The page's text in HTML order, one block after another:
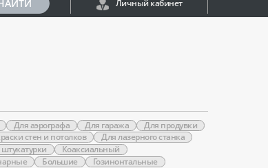
Личный кабинет
Для аэрографа Для гаража
Для продувки
стен и потолков
Для лазерного станка
Коаксиальный
Большие Гозинонтальные